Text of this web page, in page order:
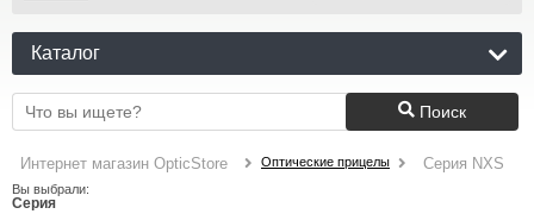
Каталог
Поиск
Интернет магазин OpticStore Оптические прицелы Серия NXS
Вы выбрали:
Серия